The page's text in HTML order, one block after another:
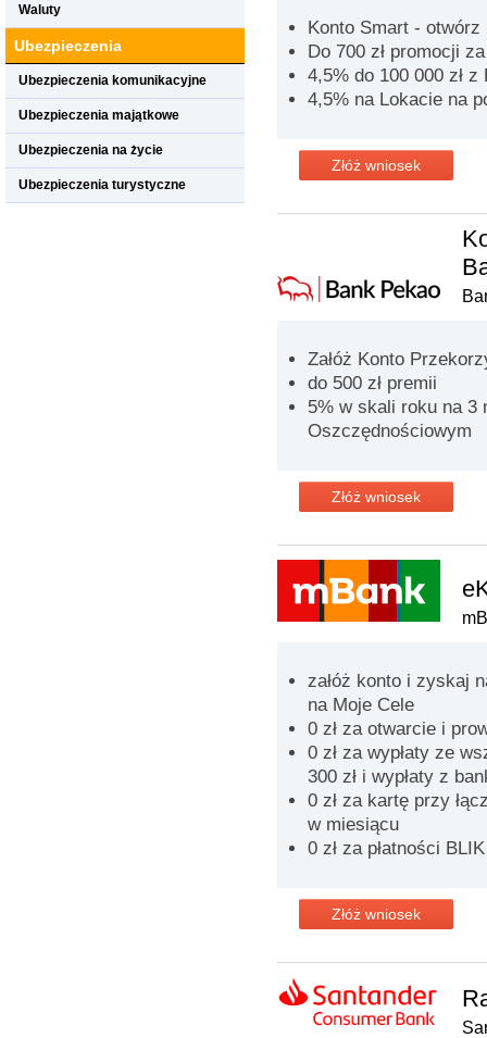
Waluty
Ubezpieczenia
Ubezpieczenia komunikacyjne
Ubezpieczenia majątkowe
Ubezpieczenia na życie
Ubezpieczenia turystyczne
Konto Smart -
Do 700 zł promocji
4,5% do 100 000 zł
4,5% na Lokacie na
Złóż wniosek
Załóż Konto
do 500 zł premii
5% w skali roku na 3
Oszczędnościowym
Złóż wniosek
załóż konto i zyskaj
na Moje Cele
0 zł za otwarcie i
0 zł za wypłaty ze
300 zł i wypłaty z
0 zł za kartę przy
w miesiącu
0 zł za płatności
Złóż wniosek